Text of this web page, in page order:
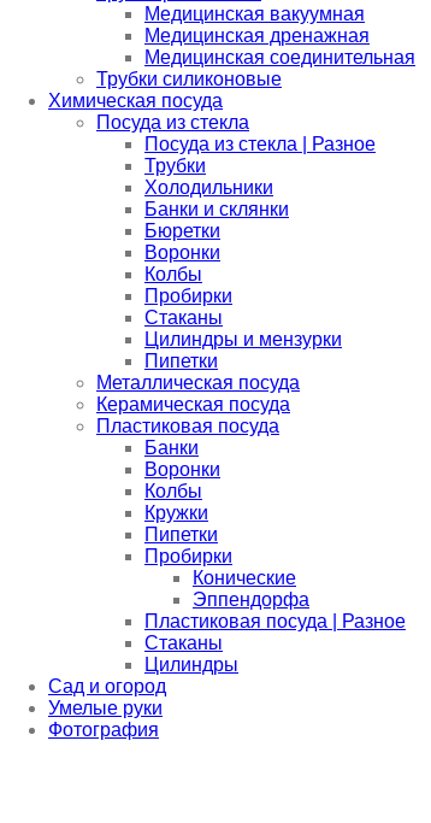
Медицинская вакуумная
Медицинская дренажная
Медицинская соединительная
Трубки силиконовые
Химическая посуда
Посуда из стекла
Посуда из стекла | Разное
Трубки
Холодильники
Банки и склянки
Бюретки
Воронки
Колбы
Пробирки
Стаканы
Цилиндры и мензурки
Пипетки
Металлическая посуда
Керамическая посуда
Пластиковая посуда
Банки
Воронки
Колбы
Кружки
Пипетки
Пробирки
Конические
Эппендорфа
Пластиковая посуда | Разное
Стаканы
Цилиндры
Сад и огород
Умелые руки
Фотография